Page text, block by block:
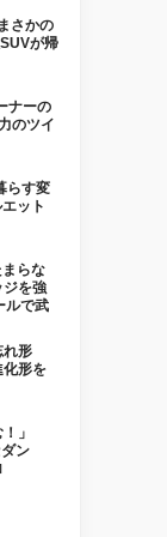
さかの
が帰
ナーの
のツイ
らす変
ット
らな
ジを強
ルで武
れ形
化形を
」
ン